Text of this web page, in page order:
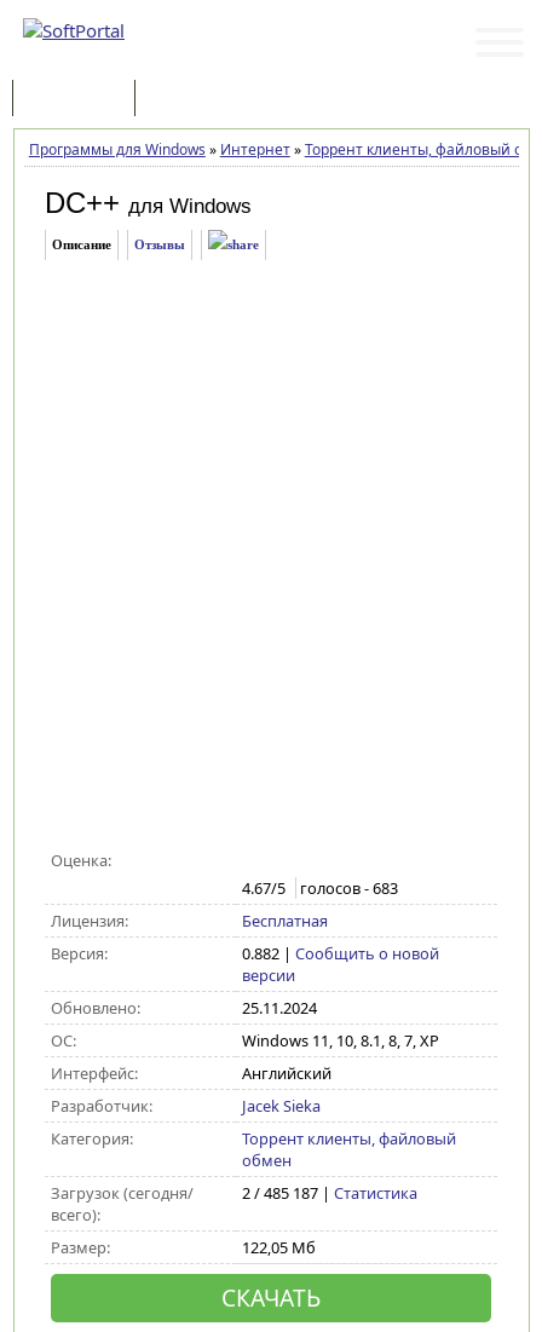
Программы для Windows » Интернет»Торрент клиенты, файловый
DC++ для Windows
Описание Отзывы
Оценка:
4.67/5 голосов -683
Лицензия:
Бесплатная
Версия:
0.882| Сообщить о новой
версии
Обновлено:
25.11.2024
ОС:
Windows 11, 10, 8.1, 8, 7, XP
Интерфейс:
Английский
Разработчик:
Jacek Sieka
Категория:
Торрент клиенты, файловый
обмен
Загрузок (сегодня/
всего):
2 / 485 187 | Статистика
Размер: 122,05 Мб
СКАЧАТЬ